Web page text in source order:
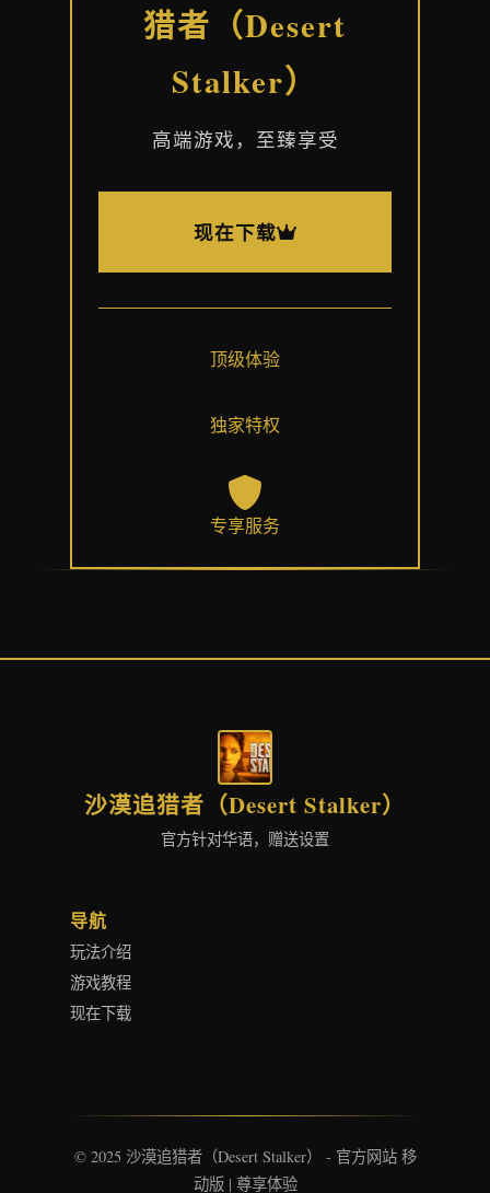
猎者（Desert
Stalker）
高端游戏，至臻享受
现在下载
顶级体验
独家特权
专享服务
沙漠追猎者（Desert Stalker）
官方针对华语，赠送设置
导航
玩法介绍
游戏教程
现在下载
© 2025 沙漠追猎者（Desert Stalker） - 官方网站 移
动版 | 尊享体验